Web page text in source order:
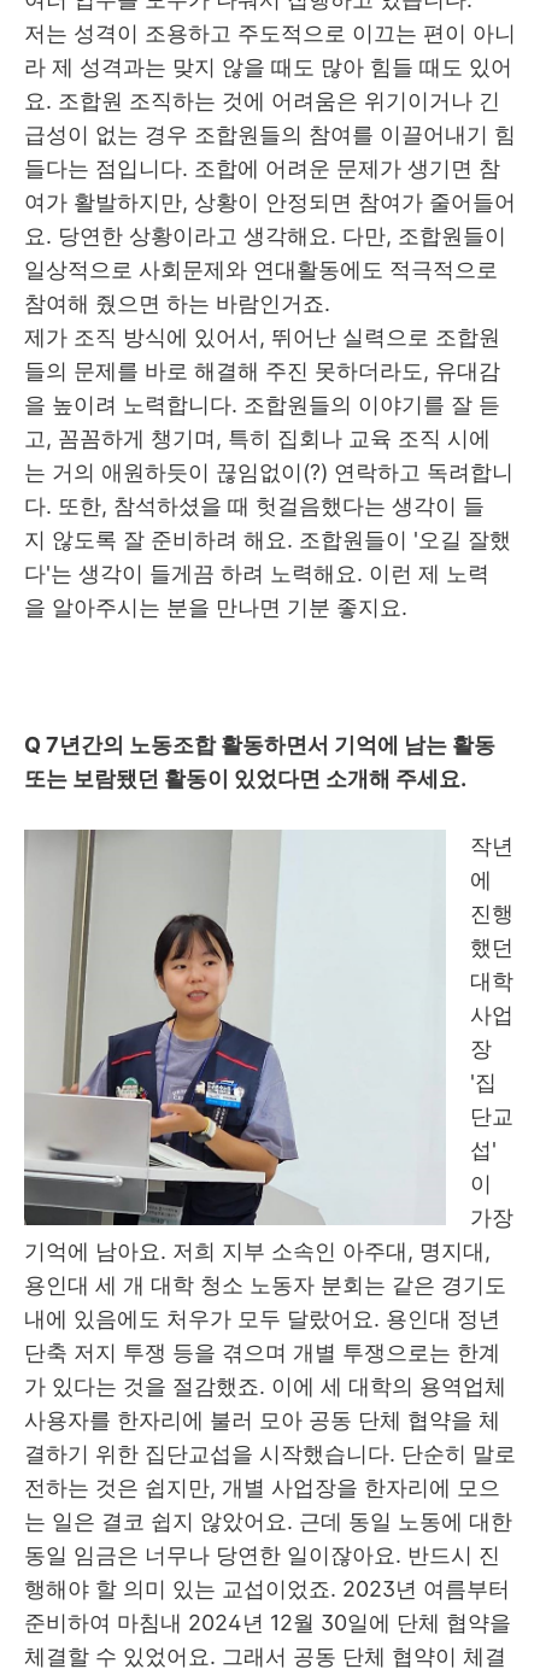
저는 성격이 조용하고 주도적으로 이끄는 편이 아니
라 제 성격과는 맞지 않을 때도 많아 힘들 때도 있어
요. 조합원 조직하는 것에 어려움은 위기이거나 긴
급성이 없는 경우 조합원들의 참여를 이끌어내기 힘
들다는 점입니다. 조합에 어려운 문제가 생기면 참
여가 활발하지만, 상황이 안정되면 참여가 줄어들어
요. 당연한 상황이라고 생각해요. 다만, 조합원들이
일상적으로 사회문제와 연대활동에도 적극적으로
참여해 줬으면 하는 바람인거죠.
제가 조직 방식에 있어서, 뛰어난 실력으로 조합원
들의 문제를 바로 해결해 주진 못하더라도, 유대감
을 높이려 노력합니다. 조합원들의 이야기를 잘 듣
고, 꼼꼼하게 챙기며, 특히 집회나 교육 조직 시에
는 거의 애원하듯이 끊임없이(?) 연락하고 독려합니
다. 또한, 참석하셨을 때 헛걸음했다는 생각이 들
지 않도록 잘 준비하려 해요. 조합원들이 '오길 잘했
다'는 생각이 들게끔 하려 노력해요. 이런 제 노력
을 알아주시는 분을 만나면 기분 좋지요.
Q 7년간의 노동조합 활동하면서 기억에 남는 활동
또는 보람됐던 활동이 있었다면 소개해 주세요.
작년
에
진행
했던
대학
사업
장
'집
단교
섭'
이
가장
기억에 남아요. 저희 지부 소속인 아주대, 명지대,
용인대 세 개 대학 청소 노동자 분회는 같은 경기도
내에 있음에도 처우가 모두 달랐어요. 용인대 정년
단축 저지 투쟁 등을 겪으며 개별 투쟁으로는 한계
가 있다는 것을 절감했죠. 이에 세 대학의 용역업체
사용자를 한자리에 불러 모아 공동 단체 협약을 체
결하기 위한 집단교섭을 시작했습니다. 단순히 말로
전하는 것은 쉽지만, 개별 사업장을 한자리에 모으
는 일은 결코 쉽지 않았어요. 근데 동일 노동에 대한
동일 임금은 너무나 당연한 일이잖아요. 반드시 진
행해야 할 의미 있는 교섭이었죠. 2023년 여름부터
준비하여 마침내 2024년 12월 30일에 단체 협약을
체결할 수 있었어요. 그래서 공동 단체 협약이 체결